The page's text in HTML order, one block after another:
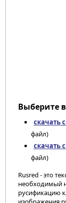
Выберите
скачать
файл)
скачать
файл)
Rusred - это
необходимый
русификацию